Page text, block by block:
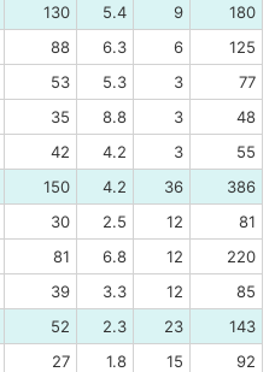
130 5.4 9
180
88 6.3 6
125
53 5.3 3
77
35 8.8 3
48
42 4.2 3
55
150 4.2 36
386
30 2.5 12
81
81 6.8 12
220
39 3.3 12
85
52 2.3 23
143
27 1.8 15
92